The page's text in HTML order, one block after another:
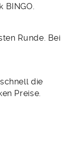
Runde. Bei
die
Preise.